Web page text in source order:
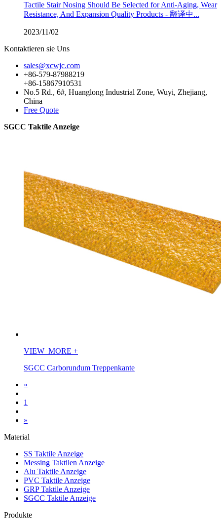
Tactile Stair Nosing Should Be Selected for Anti-Aging, Wear
Resistance, And Expansion Quality Products - 翻译中...
2023/11/02
Kontaktieren sie Uns
sales@xcwjc.com
+86-579-87988219
+86-15867910531
No.5 Rd., 6#, Huanglong Industrial Zone, Wuyi, Zhejiang,
China
Free Quote
SGCC Taktile Anzeige
VIEW_MORE +
SGCC Carborundum Treppenkante
«
1
»
Material
SS Taktile Anzeige
Messing Taktilen Anzeige
Alu Taktile Anzeige
PVC Taktile Anzeige
GRP Taktile Anzeige
SGCC Taktile Anzeige
Produkte